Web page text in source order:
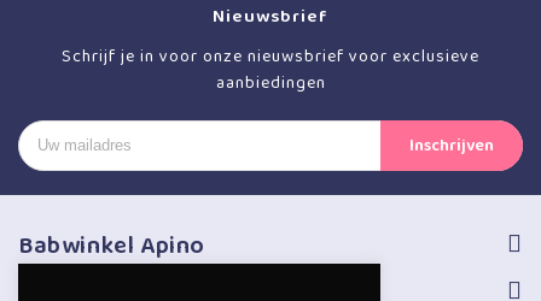
Nieuwsbrief
Schrijf je in voor onze nieuwsbrief voor exclusieve
aanbiedingen
Babwinkel Apino